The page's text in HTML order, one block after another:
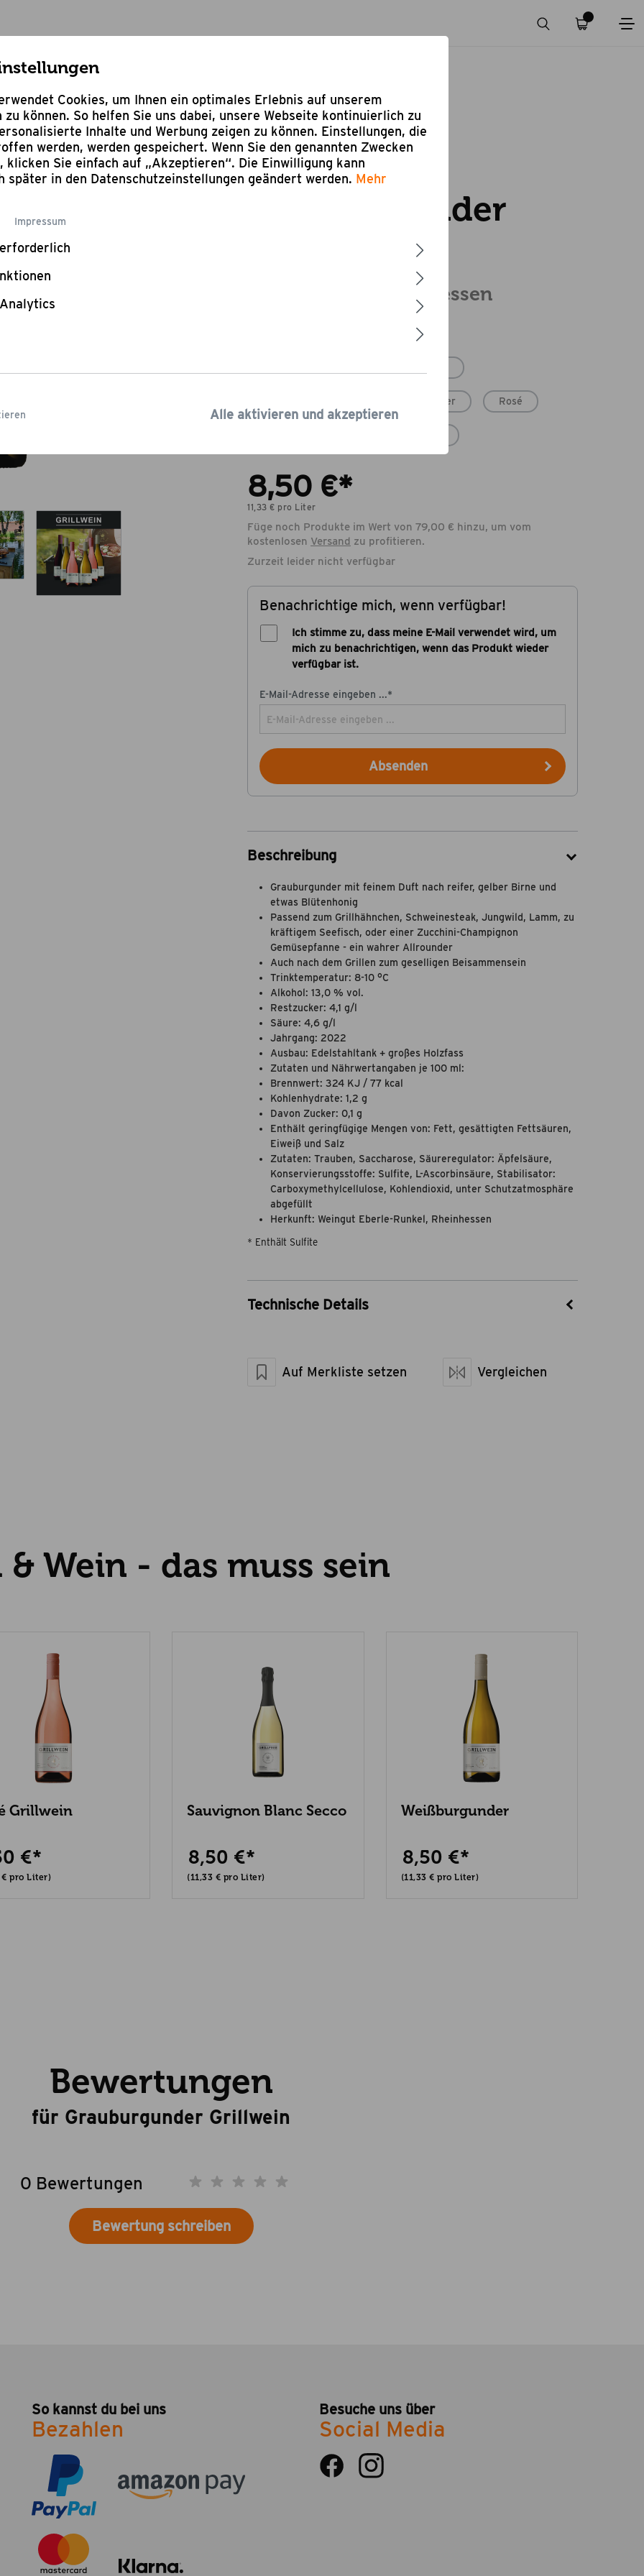
Grillwein
Bewertung schreiben
Grauburgunder
Deutschland, Rheinhessen
Spätburgunder Rosé
8,50 €*
11,33 € pro Liter
Füge noch Produkte im Wert von 79,00 € hinzu, um vom
kostenlosen Versand zu profitieren.
Zurzeit leider nicht verfügbar
Benachrichtige mich, wenn verfügbar!
Ich stimme zu, dass meine E-Mail verwendet wird, um
mich zu benachrichtigen, wenn das Produkt wieder
verfügbar ist.
E-Mail-Adresse eingeben ...*
Absenden
Beschreibung
Grauburgunder mit feinem Duft nach reifer, gelber Birne und
etwas Blütenhonig
Passend zum Grillhähnchen, Schweinesteak, Jungwild, Lamm, zu
kräftigem Seefisch, oder einer Zucchini-Champignon
Gemüsepfanne - ein wahrer Allrounder
Auch nach dem Grillen zum geselligen Beisammensein
Trinktemperatur: 8-10 °C
Alkohol: 13,0 % vol.
Restzucker: 4,1 g/l
Säure: 4,6 g/l
Jahrgang: 2022
Ausbau: Edelstahltank + großes Holzfass
Zutaten und Nährwertangaben je 100 ml:
Brennwert: 324 KJ / 77 kcal
Kohlenhydrate: 1,2 g
Davon Zucker: 0,1 g
Enthält geringfügige Mengen von: Fett, gesättigten Fettsäuren,
Eiweiß und Salz
Zutaten: Trauben, Saccharose, Säureregulator: Äpfelsäure,
Konservierungsstoffe: Sulfite, L-Ascorbinsäure, Stabilisator:
Carboxymethylcellulose, Kohlendioxid, unter Schutzatmosphäre
abgefüllt
Herkunft: Weingut Eberle-Runkel, Rheinhessen
* Enthält Sulfite
Technische Details
Artikelgewicht netto kg
1,42
Auf Merkliste setzen Vergleichen
Wein - das muss sein
Grillwein
€*
€ pro Liter)
Sauvignon Blanc Secco
8,50 €*
(11,33 € pro Liter)
Weißburgunder
8,50 €*
(11,33 € pro Liter)
Bewertungen
für Grauburgunder Grillwein
0 Bewertungen
Bewertung schreiben
So kannst du bei uns
Bezahlen
Besuche uns über
Social Media
Cookies, um Ihnen ein optimales Erlebnis auf unserem
zu können. So helfen Sie uns dabei, unsere Webseite kontinuierlich zu
Inhalte und Werbung zeigen zu können. Einstellungen, die
werden, werden gespeichert. Wenn Sie den genannten Zwecken
klicken Sie einfach auf „Akzeptieren“. Die Einwilligung kann
später in den Datenschutzeinstellungen geändert werden. Mehr
Impressum
Alle aktivieren und akzeptieren